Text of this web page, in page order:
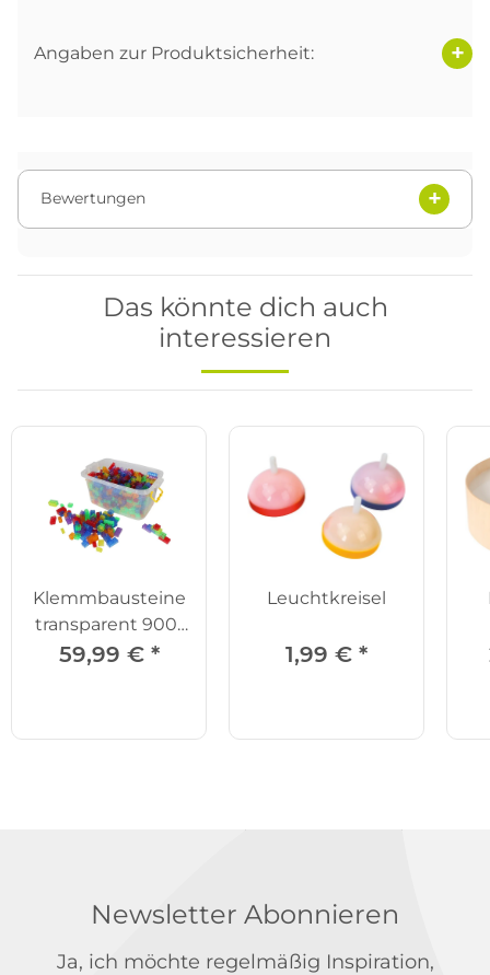
Angaben zur Produktsicherheit:
Bewertungen
Das könnte dich auch
interessieren
Klemmbausteine
transparent 900-
tlg.
59,99 € *
Leuchtkreisel
1,99 € *
Newsletter Abonnieren
Ja, ich möchte regelmäßig Inspiration,